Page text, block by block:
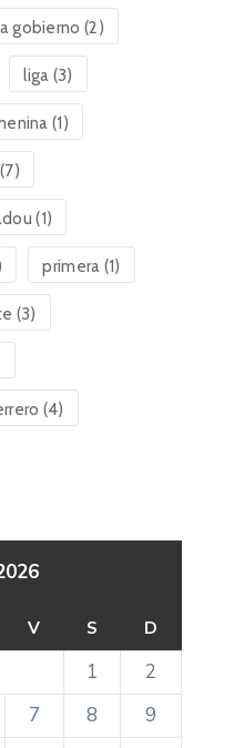
gobierno (2)
liga (3)
(1)
(7)
(1)
primera (1)
(3)
(4)
V S D
1
2
7 8
9